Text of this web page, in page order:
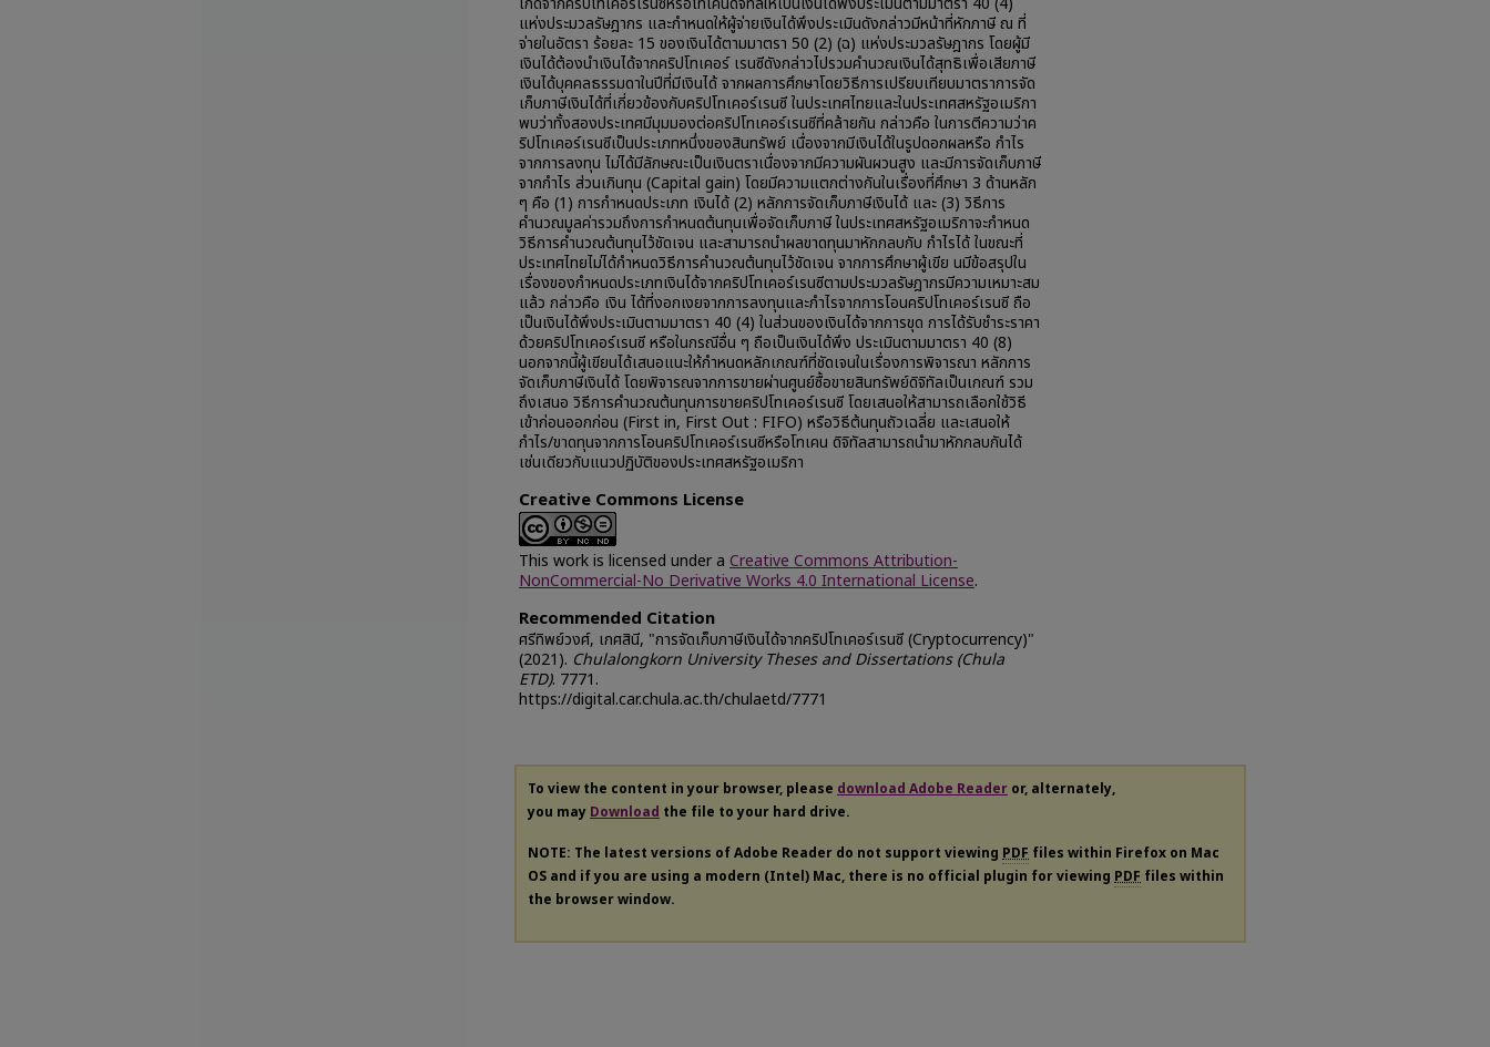
แห่งประมวลรัษฎากร และกำหนดให้ผู้จ่ายเงินได้พึงประเมินดังกล่าวมีหน้าที่หักภาษี ณ ที่
จ่ายในอัตรา ร้อยละ 15 ของเงินได้ตามมาตรา 50 (2) (ฉ) แห่งประมวลรัษฎากร โดยผู้มี
เงินได้ต้องนำเงินได้จากคริปโทเคอร์ เรนซีดังกล่าวไปรวมคำนวณเงินได้สุทธิเพื่อเสียภาษี
เงินได้บุคคลธรรมดาในปีที่มีเงินได้ จากผลการศึกษาโดยวิธีการเปรียบเทียบมาตราการจัด
เก็บภาษีเงินได้ที่เกี่ยวข้องกับคริปโทเคอร์เรนซี ในประเทศไทยและในประเทศสหรัฐอเมริกา
พบว่าทั้งสองประเทศมีมุมมองต่อคริปโทเคอร์เรนซีที่คล้ายกัน กล่าวคือ ในการตีความว่าค
ริปโทเคอร์เรนซีเป็นประเภทหนึ่งของสินทรัพย์ เนื่องจากมีเงินได้ในรูปดอกผลหรือ กำไร
จากการลงทุน ไม่ได้มีลักษณะเป็นเงินตราเนื่องจากมีความผันผวนสูง และมีการจัดเก็บภาษี
จากกำไร ส่วนเกินทุน (Capital gain) โดยมีความแตกต่างกันในเรื่องที่ศึกษา 3 ด้านหลัก
ๆ คือ (1) การกำหนดประเภท เงินได้ (2) หลักการจัดเก็บภาษีเงินได้ และ (3) วิธีการ
คำนวณมูลค่ารวมถึงการกำหนดต้นทุนเพื่อจัดเก็บภาษี ในประเทศสหรัฐอเมริกาจะกำหนด
วิธีการคำนวณต้นทุนไว้ชัดเจน และสามารถนำผลขาดทุนมาหักกลบกับ กำไรได้ ในขณะที่
ประเทศไทยไม่ได้กำหนดวิธีการคำนวณต้นทุนไว้ชัดเจน จากการศึกษาผู้เขีย นมีข้อสรุปใน
เรื่องของกำหนดประเภทเงินได้จากคริปโทเคอร์เรนซีตามประมวลรัษฎากรมีความเหมาะสม
แล้ว กล่าวคือ เงิน ได้ที่งอกเงยจากการลงทุนและกำไรจากการโอนคริปโทเคอร์เรนซี ถือ
เป็นเงินได้พึงประเมินตามมาตรา 40 (4) ในส่วนของเงินได้จากการขุด การได้รับชำระราคา
ด้วยคริปโทเคอร์เรนซี หรือในกรณีอื่น ๆ ถือเป็นเงินได้พึง ประเมินตามมาตรา 40 (8)
นอกจากนี้ผู้เขียนได้เสนอแนะให้กำหนดหลักเกณฑ์ที่ชัดเจนในเรื่องการพิจารณา หลักการ
จัดเก็บภาษีเงินได้ โดยพิจารณจากการขายผ่านศูนย์ซื้อขายสินทรัพย์ดิจิทัลเป็นเกณฑ์ รวม
ถึงเสนอ วิธีการคำนวณต้นทุนการขายคริปโทเคอร์เรนซี โดยเสนอให้สามารถเลือกใช้วิธี
เข้าก่อนออกก่อน (First in, First Out : FIFO) หรือวิธีต้นทุนถัวเฉลี่ย และเสนอให้
กำไร/ขาดทุนจากการโอนคริปโทเคอร์เรนซีหรือโทเคน ดิจิทัลสามารถนำมาหักกลบกันได้
เช่นเดียวกับแนวปฏิบัติของประเทศสหรัฐอเมริกา
Creative Commons License
This work is licensed under a Creative Commons Attribution-
NonCommercial-No Derivative Works 4.0 International License.
Recommended Citation
ศรีทิพย์วงศ์, เกศสินี, "การจัดเก็บภาษีเงินได้จากคริปโทเคอร์เรนซี (Cryptocurrency)"
(2021). Chulalongkorn University Theses and Dissertations (Chula
ETD). 7771.
https://digital.car.chula.ac.th/chulaetd/7771
To view the content in your browser, please download Adobe Reader or, alternately,
you may Download the file to your hard drive.
NOTE: The latest versions of Adobe Reader do not support viewing PDF files within Firefox on Mac
OS and if you are using a modern (Intel) Mac, there is no official plugin for viewing PDF files within
the browser window.